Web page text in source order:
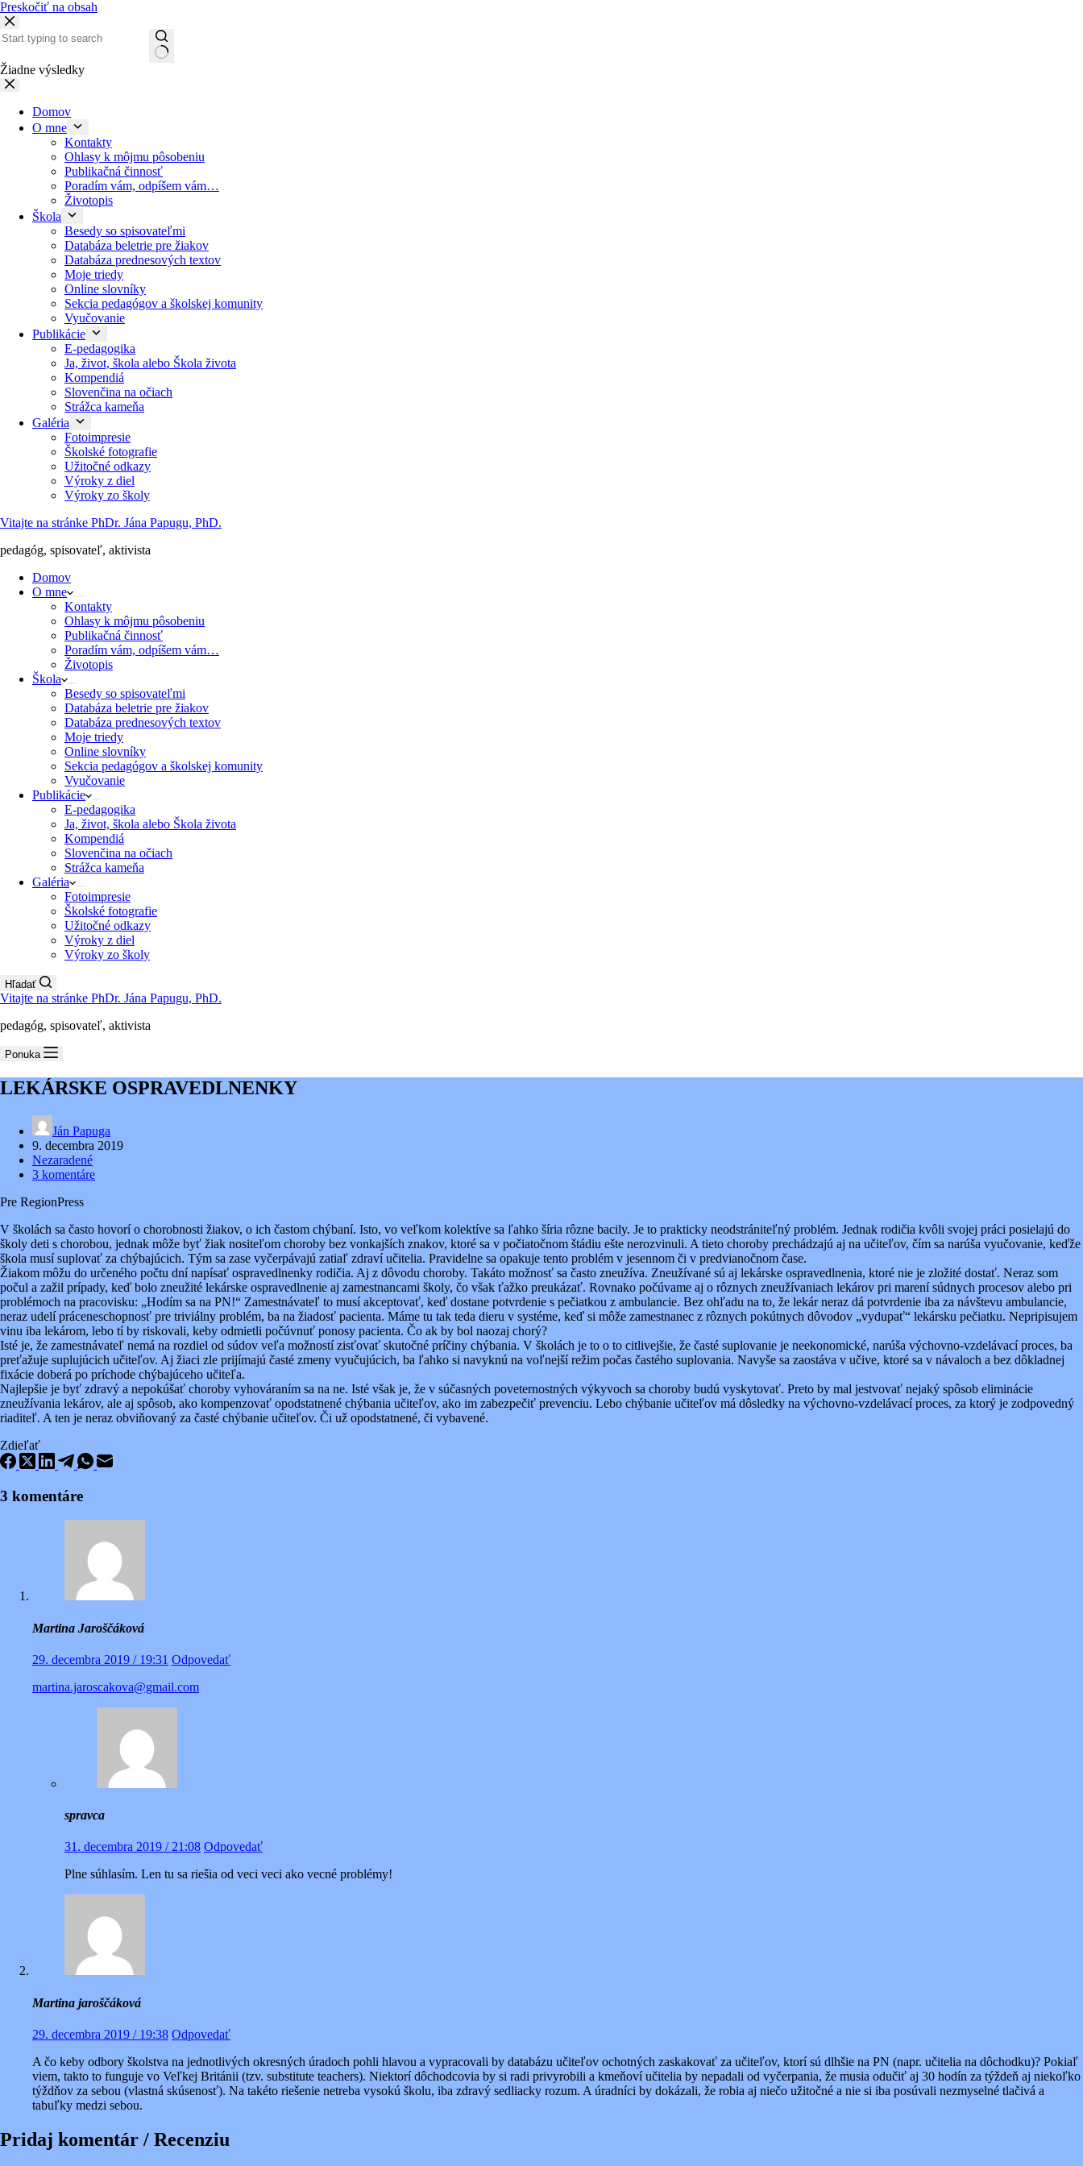
Preskočiť na obsah
Žiadne výsledky
Domov
O mne
Kontakty
Ohlasy k môjmu pôsobeniu
Publikačná činnosť
Poradím vám, odpíšem vám…
Životopis
Škola
Besedy so spisovateľmi
Databáza beletrie pre žiakov
Databáza prednesových textov
Moje triedy
Online slovníky
Sekcia pedagógov a školskej komunity
Vyučovanie
Publikácie
E-pedagogika
Ja, život, škola alebo Škola života
Kompendiá
Slovenčina na očiach
Strážca kameňa
Galéria
Fotoimpresie
Školské fotografie
Užitočné odkazy
Výroky z diel
Výroky zo školy
Vitajte na stránke PhDr. Jána Papugu, PhD.
pedagóg, spisovateľ, aktivista
Domov
O mne
Kontakty
Ohlasy k môjmu pôsobeniu
Publikačná činnosť
Poradím vám, odpíšem vám…
Životopis
Škola
Besedy so spisovateľmi
Databáza beletrie pre žiakov
Databáza prednesových textov
Moje triedy
Online slovníky
Sekcia pedagógov a školskej komunity
Vyučovanie
Publikácie
E-pedagogika
Ja, život, škola alebo Škola života
Kompendiá
Slovenčina na očiach
Strážca kameňa
Galéria
Fotoimpresie
Školské fotografie
Užitočné odkazy
Výroky z diel
Výroky zo školy
Hľadať
Vitajte na stránke PhDr. Jána Papugu, PhD.
pedagóg, spisovateľ, aktivista
Ponuka
LEKÁRSKE OSPRAVEDLNENKY
Ján Papuga
9. decembra 2019
Nezaradené
3 komentáre
Pre RegionPress
V školách sa často hovorí o chorobnosti žiakov, o ich častom chýbaní. Isto, vo veľkom kolektíve sa ľahko šíria rôzne bacily. Je to prakticky neodstrániteľný problém. Jednak rodičia kvôli svojej práci posielajú do
školy deti s chorobou, jednak môže byť žiak nositeľom choroby bez vonkajších znakov, ktoré sa v počiatočnom štádiu ešte nerozvinuli. A tieto choroby prechádzajú aj na učiteľov, čím sa narúša vyučovanie, keďže
škola musí suplovať za chýbajúcich. Tým sa zase vyčerpávajú zatiaľ zdraví učitelia. Pravidelne sa opakuje tento problém v jesennom či v predvianočnom čase.
Žiakom môžu do určeného počtu dní napísať ospravedlnenky rodičia. Aj z dôvodu choroby. Takáto možnosť sa často zneužíva. Zneužívané sú aj lekárske ospravedlnenia, ktoré nie je zložité dostať. Neraz som
počul a zažil prípady, keď bolo zneužité lekárske ospravedlnenie aj zamestnancami školy, čo však ťažko preukázať. Rovnako počúvame aj o rôznych zneužívaniach lekárov pri marení súdnych procesov alebo pri
problémoch na pracovisku: „Hodím sa na PN!“ Zamestnávateľ to musí akceptovať, keď dostane potvrdenie s pečiatkou z ambulancie. Bez ohľadu na to, že lekár neraz dá potvrdenie iba za návštevu ambulancie,
neraz udelí práceneschopnosť pre triviálny problém, ba na žiadosť pacienta. Máme tu tak teda dieru v systéme, keď si môže zamestnanec z rôznych pokútnych dôvodov „vydupať“ lekársku pečiatku. Nepripisujem
vinu iba lekárom, lebo tí by riskovali, keby odmietli počúvnuť ponosy pacienta. Čo ak by bol naozaj chorý?
Isté je, že zamestnávateľ nemá na rozdiel od súdov veľa možností zisťovať skutočné príčiny chýbania. V školách je to o to citlivejšie, že časté suplovanie je neekonomické, narúša výchovno-vzdelávací proces, ba
preťažuje suplujúcich učiteľov. Aj žiaci zle prijímajú časté zmeny vyučujúcich, ba ľahko si navyknú na voľnejší režim počas častého suplovania. Navyše sa zaostáva v učive, ktoré sa v návaloch a bez dôkladnej
fixácie doberá po príchode chýbajúceho učiteľa.
Najlepšie je byť zdravý a nepokúšať choroby vyhováraním sa na ne. Isté však je, že v súčasných poveternostných výkyvoch sa choroby budú vyskytovať. Preto by mal jestvovať nejaký spôsob eliminácie
zneužívania lekárov, ale aj spôsob, ako kompenzovať opodstatnené chýbania učiteľov, ako im zabezpečiť prevenciu. Lebo chýbanie učiteľov má dôsledky na výchovno-vzdelávací proces, za ktorý je zodpovedný
riaditeľ. A ten je neraz obviňovaný za časté chýbanie učiteľov. Či už opodstatnené, či vybavené.
Zdieľať
3 komentáre
Martina Jaroščáková
29. decembra 2019 / 19:31 Odpovedať
martina.jaroscakova@gmail.com
spravca
31. decembra 2019 / 21:08 Odpovedať
Plne súhlasím. Len tu sa riešia od veci veci ako vecné problémy!
Martina jaroščáková
29. decembra 2019 / 19:38 Odpovedať
A čo keby odbory školstva na jednotlivých okresných úradoch pohli hlavou a vypracovali by databázu učiteľov ochotných zaskakovať za učiteľov, ktorí sú dlhšie na PN (napr. učitelia na dôchodku)? Pokiaľ
viem, takto to funguje vo Veľkej Británii (tzv. substitute teachers). Niektorí dôchodcovia by si radi privyrobili a kmeňoví učitelia by nepadali od vyčerpania, že musia odučiť aj 30 hodín za týždeň aj niekoľko
týždňov za sebou (vlastná skúsenosť). Na takéto riešenie netreba vysokú školu, iba zdravý sedliacky rozum. A úradníci by dokázali, že robia aj niečo užitočné a nie si iba posúvali nezmyselné tlačivá a
tabuľky medzi sebou.
Pridaj komentár / Recenziu